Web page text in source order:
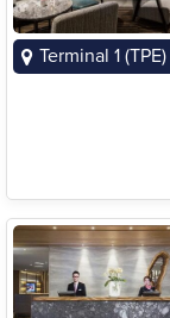
Terminal 1 (TPE)